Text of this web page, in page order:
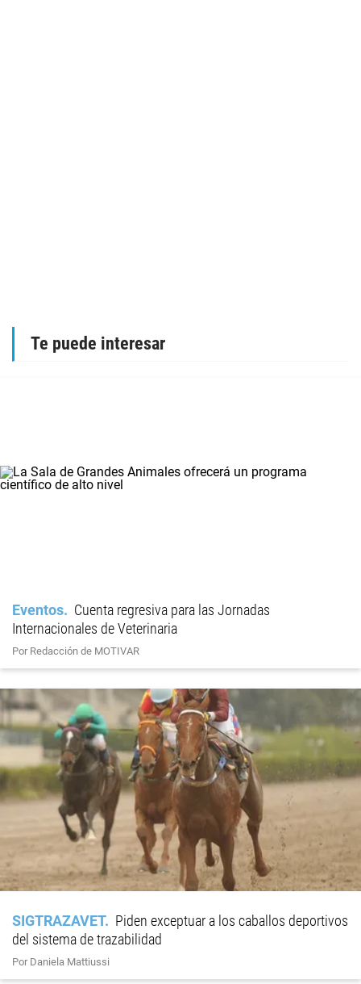
Te puede interesar
Eventos
Cuenta regresiva para las Jornadas
Internacionales de Veterinaria
Por Redacción de MOTIVAR
SIGTRAZAVET
Piden exceptuar a los caballos deportivos
del sistema de trazabilidad
Por Daniela Mattiussi